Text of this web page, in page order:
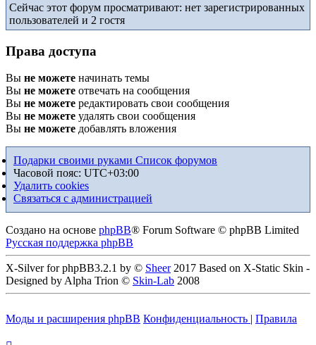
Сейчас этот форум просматривают: нет зарегистрированных
пользователей и 2 гостя
Права доступа
Вы не можете начинать темы
Вы не можете отвечать на сообщения
Вы не можете редактировать свои сообщения
Вы не можете удалять свои сообщения
Вы не можете добавлять вложения
Подарки своими руками Список форумов
Часовой пояс: UTC+03:00
Удалить cookies
Связаться с администрацией
Создано на основе phpBB® Forum Software © phpBB Limited
Русская поддержка phpBB
X-Silver for phpBB3.2.1 by © Sheer2017 Based on X-Static Skin -
Designed by Alpha Trion © Skin-Lab 2008
Моды и расширения phpBB Конфиденциальность | Правила